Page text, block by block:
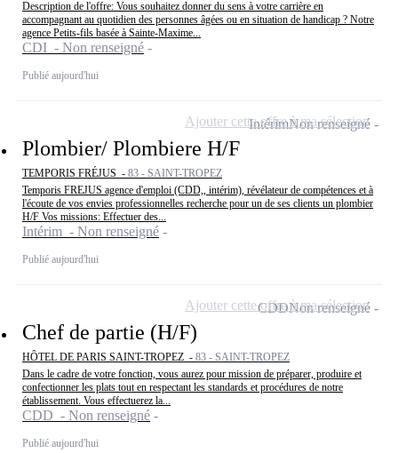
Description de l'offre: Vous souhaitez donner du sens à votre carrière en
accompagnant au quotidien des personnes âgées ou en situation de handicap ? Notre
agence Petits-fils basée à Sainte-Maxime...
CDI - Non renseigné
Publié aujourd'hui
Plombier/ Plombiere H/F
TEMPORIS FRÉJUS - 83 - SAINT-TROPEZ
Temporis FREJUS agence d'emploi (CDD,, intérim), révélateur de compétences et à
l'écoute de vos envies professionnelles recherche pour un de ses clients un plombier
H/F Vos missions: Effectuer des...
Intérim - Non renseigné
Publié aujourd'hui
IntérimNon renseigné
Ajouter cette offre à ma sélection
Chef de partie (H/F)
HÔTEL DE PARIS SAINT-TROPEZ - 83 - SAINT-TROPEZ
Dans le cadre de votre fonction, vous aurez pour mission de préparer, produire et
confectionner les plats tout en respectant les standards et procédures de notre
établissement. Vous effectuerez la...
CDD - Non renseigné
Publié aujourd'hui
CDDNon renseigné
Ajouter cette offre à ma sélection